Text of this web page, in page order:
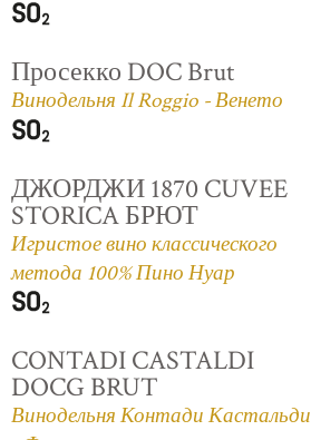
Просекко DOC Brut
Винодельня Il Roggio - Венето
ДЖОРДЖИ 1870 CUVEE
STORICA БРЮТ
Игристое вино классического
метода 100% Пино Нуар
CONTADI CASTALDI
DOCG BRUT
Винодельня Контади Кастальди